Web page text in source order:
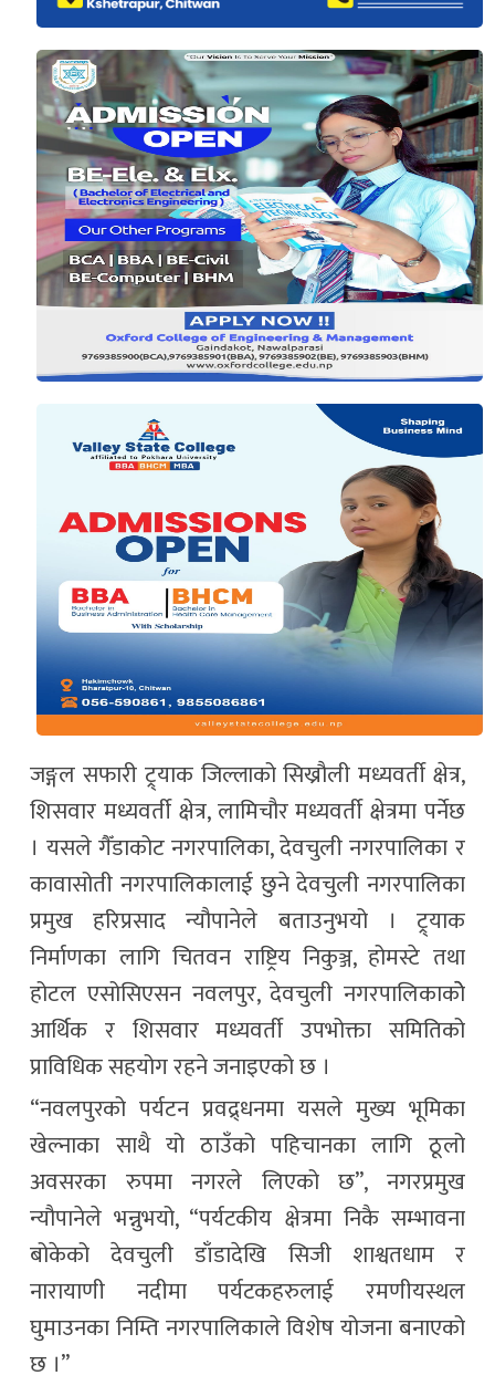
जङ्गल सफारी ट्र्याक जिल्लाको सिख्रौली मध्यवर्ती क्षेत्र,
शिसवार मध्यवर्ती क्षेत्र, लामिचौर मध्यवर्ती क्षेत्रमा पर्नेछ
। यसले गैँडाकोट नगरपालिका, देवचुली नगरपालिका र
कावासोती नगरपालिकालाई छुने देवचुली नगरपालिका
प्रमुख हरिप्रसाद न्यौपानेले बताउनुभयो । ट्र्याक
निर्माणका लागि चितवन राष्ट्रिय निकुञ्ज, होमस्टे तथा
होटल एसोसिएसन नवलपुर, देवचुली नगरपालिकाकोे
आर्थिक र शिसवार मध्यवर्ती उपभोक्ता समितिको
प्राविधिक सहयोग रहने जनाइएको छ ।
“नवलपुरको पर्यटन प्रवद्र्धनमा यसले मुख्य भूमिका
खेल्नाका साथै यो ठाउँको पहिचानका लागि ठूलो
अवसरका रुपमा नगरले लिएको छ”, नगरप्रमुख
न्यौपानेले भन्नुभयो, “पर्यटकीय क्षेत्रमा निकै सम्भावना
बोकेको देवचुली डाँडादेखि सिजी शाश्वतधाम र
नारायाणी नदीमा पर्यटकहरुलाई रमणीयस्थल
घुमाउनका निम्ति नगरपालिकाले विशेष योजना बनाएको
छ ।”